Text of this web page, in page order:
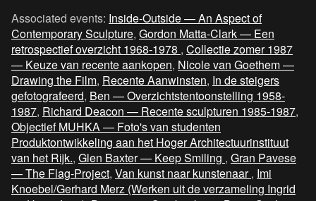
Associated events: Inside-Outside — An Aspect of
Contemporary Sculpture, Gordon Matta-Clark — Een
retrospectief overzicht 1968-1978 , Collectie zomer 1987
— Keuze van recente aankopen, Nicole van Goethem —
Drawing the Film, Recente Aanwinsten, In de steigers
gefotografeerd, Ben — Overzichtstentoonstelling 1958-
1987, Richard Deacon — Recente sculpturen 1985-1987,
Objectief MUHKA — Foto's van studenten
Produktontwikkeling aan het Hoger Architectuurinstituut
van het Rijk., Glen Baxter — Keep Smiling , Gran Pavese
— The Flag-Project, Van kunst naar kunstenaar, Imi
Knoebel/Gerhard Merz (Werken uit de verzameling Ingrid